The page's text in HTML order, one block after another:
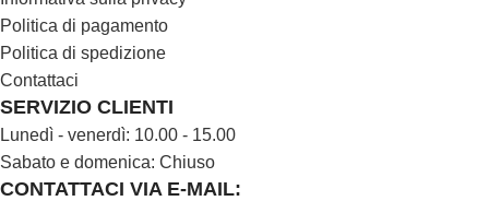
Politica di pagamento
Politica di spedizione
Contattaci
SERVIZIO CLIENTI
Lunedì - venerdì: 10.00 - 15.00
Sabato e domenica: Chiuso
CONTATTACI VIA E-MAIL: